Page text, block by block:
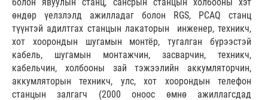
өндөр үелзлэлд ажилладаг болон RGS, PCAQ станц
түүнтэй адилтгах станцын лакаторын инженер, техникч,
хот хоорондын шугамын монтёр, тугалган бүрээстэй
кабель, шугамын монтажчин, засварчин, техникч,
кабельчин, холбооны зай тэжээлийн аккумляторчин,
аккумляторын техникч, улс, хот хоорондын телефон
станцын залгагч (2000 оноос өмнө ажиллагсдад